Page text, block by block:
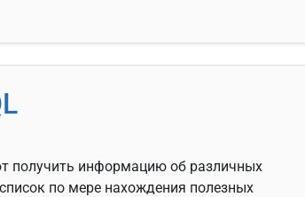
получить информацию об различных
по мере нахождения полезных